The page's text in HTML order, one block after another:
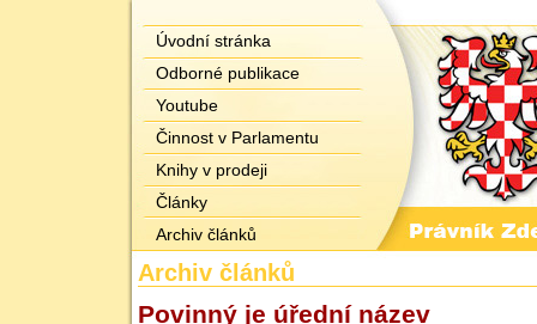
Úvodní stránka
Odborné publikace
Youtube
Činnost v Parlamentu
Knihy v prodeji
Články
Archiv článků
Archiv článků
Povinný je úřední název